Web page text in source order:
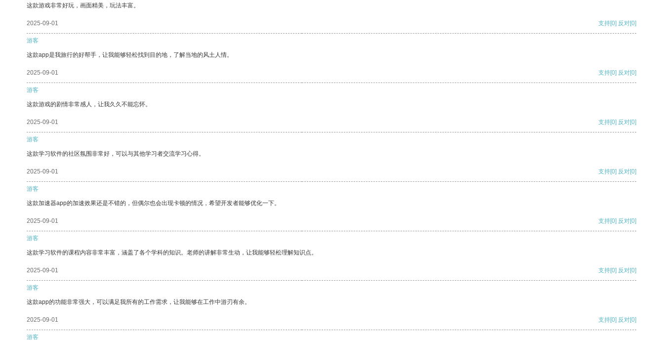
这款游戏非常好玩，画面精美，玩法丰富。
2025-09-01 支持[0] 反对[0]
游客
这款app是我旅行的好帮手，让我能够轻松找到目的地，了解当地的风土人情。
2025-09-01 支持[0] 反对[0]
游客
这款游戏的剧情非常感人，让我久久不能忘怀。
2025-09-01 支持[0] 反对[0]
游客
这款学习软件的社区氛围非常好，可以与其他学习者交流学习心得。
2025-09-01 支持[0] 反对[0]
游客
这款加速器app的加速效果还是不错的，但偶尔也会出现卡顿的情况，希望开发者能够优化一下。
2025-09-01 支持[0] 反对[0]
游客
这款学习软件的课程内容非常丰富，涵盖了各个学科的知识。老师的讲解非常生动，让我能够轻松理解知识点。
2025-09-01 支持[0] 反对[0]
游客
这款app的功能非常强大，可以满足我所有的工作需求，让我能够在工作中游刃有余。
2025-09-01 支持[0] 反对[0]
游客